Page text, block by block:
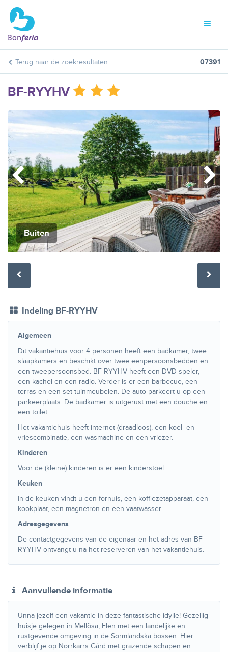
Terug naar de zoekresultaten 07391
BF-RYYHV
Buiten
Indeling BF-RYYHV
Algemeen
Dit vakantiehuis voor 4 personen heeft een badkamer, twee
slaapkamers en beschikt over twee eenpersoonsbedden en
een tweepersoonsbed. BF-RYYHV heeft een DVD-speler,
een kachel en een radio. Verder is er een barbecue, een
terras en een set tuinmeubelen. De auto parkeert u op een
parkeerplaats. De badkamer is uitgerust met een douche en
een toilet.
Het vakantiehuis heeft internet (draadloos), een koel- en
vriescombinatie, een wasmachine en een vriezer.
Kinderen
Voor de (kleine) kinderen is er een kinderstoel.
Keuken
In de keuken vindt u een fornuis, een koffiezetapparaat, een
kookplaat, een magnetron en een vaatwasser.
Adresgegevens
De contactgegevens van de eigenaar en het adres van BF-
RYYHV ontvangt u na het reserveren van het vakantiehuis.
Aanvullende informatie
Unna jezelf een vakantie in deze fantastische idylle! Gezellig
huisje gelegen in Mellösa, Flen met een landelijke en
rustgevende omgeving in de Sörmländska bossen. Hier
verblijf je op Norrkärrs Gård met grazende schapen en